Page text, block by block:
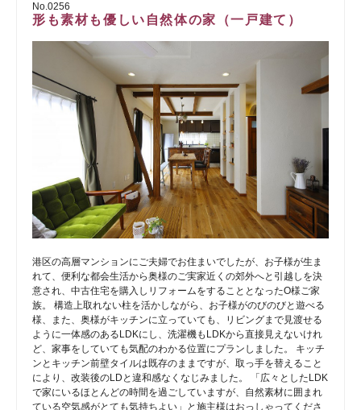
No.0256
形も素材も優しい自然体の家（一戸建て）
港区の高層マンションにご夫婦でお住まいでしたが、お子様が生ま
れて、便利な都会生活から奥様のご実家近くの郊外へと引越しを決
意され、中古住宅を購入しリフォームをすることとなったO様ご家
族。 構造上取れない柱を活かしながら、お子様がのびのびと遊べる
様、また、奥様がキッチンに立っていても、リビングまで見渡せる
ように一体感のあるLDKにし、洗濯機もLDKから直接見えないけれ
ど、家事をしていても気配のわかる位置にプランしました。 キッチ
ンとキッチン前壁タイルは既存のままですが、取っ手を替えること
により、改装後のLDと違和感なくなじみました。 「広々としたLDK
で家にいるほとんどの時間を過ごしていますが、自然素材に囲まれ
ている空気感がとても気持ちよい」と施主様はおっしゃってくださ